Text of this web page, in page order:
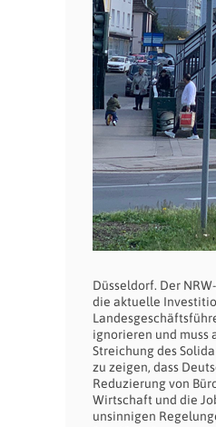
Düsseldorf. Der
die aktuelle
ignorieren und muss
Streichung des
zu zeigen, dass
Reduzierung von
Wirtschaft und die
unsinnigen